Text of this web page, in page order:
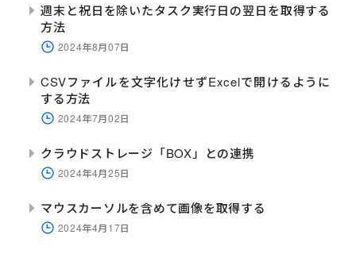
週末と祝日を除いたタスク実行日の翌日を取得する
方法
2024年8月07日
CSVファイルを文字化けせずExcelで開けるように
する方法
2024年7月02日
クラウドストレージ「BOX」との連携
2024年4月25日
マウスカーソルを含めて画像を取得する
2024年4月17日